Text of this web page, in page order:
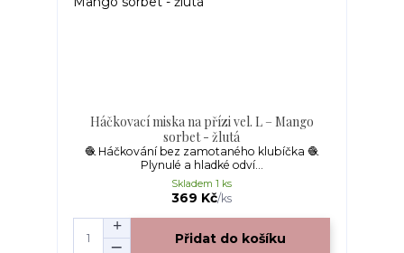
Háčkovací miska na přízi vel. L – Mango
sorbet - žlutá
🧶 Háčkování bez zamotaného klubíčka 🧶
Plynulé a hladké odví...
369 Kč/ks
Skladem 1 ks
Přidat do košíku